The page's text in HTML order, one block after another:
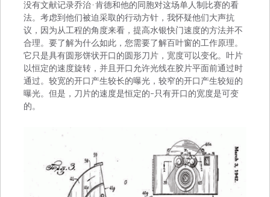
没有文献记录乔治·肯德和他的同胞对这场单人制比赛的看
法。考虑到他们被迫采取的行动方针，我怀疑他们大声抗
议，因为从工程的角度来看，提高水银快门速度的方法并不
合理。要了解为什么如此，您需要了解百叶窗的工作原理。
它只是具有圆形饼状开口的圆形刀片，宽度可以变化。叶片
以恒定的速度旋转，并且开口允许光线在胶片平面前通过时
通过。较宽的开口产生较长的曝光，较窄的开口产生较短的
曝光。但是，刀片的速度是恒定的–只有开口的宽度是可变
的。